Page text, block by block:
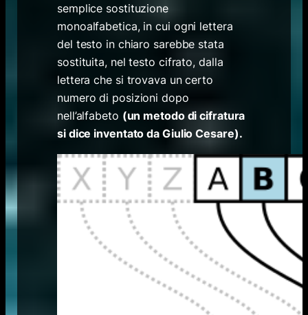
semplice sostituzione
monoalfabetica, in cui ogni lettera
del testo in chiaro sarebbe stata
sostituita, nel testo cifrato, dalla
lettera che si trovava un certo
numero di posizioni dopo
nell’alfabeto (un metodo di cifratura
si dice inventato da Giulio Cesare).